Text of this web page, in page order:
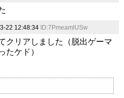
22 12:48:34 ID:7PmeamlUSw
クリアしました（脱出ゲーマ
たケド）